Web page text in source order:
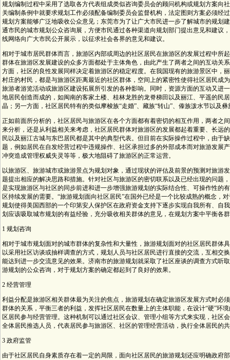
规划编制过程中采用了选取各方代表组成类似咨询委员会的顾问机构或规划方案向
关编制条例中就要求规划工作必须配备编制委员会监督机构，法定图则方案必须经
规划方案能够广泛地吸收公众意见；东莞市为了让广大市民进一步了解城市的规划
通市民的城市规划公众咨询展，方便市民通过各种渠道向规划部门提出意见和建议
线网络向广大市民公开展示，以征求社会各界的意见和建议。
相对于城市居民群体而言，旅游区内部或周边的社区居民在旅游区的发展过程中所
群体在旅游区发展建设的众多方面都处于主体角色，由此产生了两者之间的互动关
方面，社区的良性发展同样决定着旅游区的稳定程度。在我国现有的旅游景区中，
村庄的村民，都是与旅游区距离最近的社区群体，空间上的紧密性使得社区居民成
旅游者游览活动或旅游区建设拓展所引发的各种影响。同时，资源方面的互动又进
地居民创造而成的，如闽南的客家土楼、桂林龙胜的龙脊梯田以及丽江、平遥的民
晶；另一方面，社区居民特有的类似摩梭族“走婚”、藏族“转山”、傣族泼水节以及
正如前面所分析的，社区居民与旅游区在各个方面都有着密切的相互作用，两者之
来分析，还是从利益相关来考虑，社区居民群体对旅游区的发展都起着重要、长远
民以及丽江古城与东巴居民都是其中的典型代表。但目前在实际操作过程中，由于
题，例如居民在自发经营过程中违规操作、社区承担过多的外部成本而对旅游发展
冲突造成管理权威失灵等等，极大地阻碍了旅游区的正常运营。
以旅游区、旅游城市或旅游景点为规划对象，通过现状的评估及前景的预测对旅游
题提出相应的解决思路和措施。针对社区与旅游区的密切联系以及已经出现的问题
是实现旅游区与社区的同步前进和进一步增强旅游规划的实际结合性、可操作性的
区持续发展的需要。“旅游规划面向社区居民”在国外已经是一个比较成熟的概念，
规划使得美国西部的一个印第安人保护区在政府资金支持下逐步实现自我所有、自
划应该吸取城市规划的有益经验，充分吸收相关群体的意见，在规划方案中平衡各
1 规划咨询
相对于城市规划面对的城市群体的复杂性和大量性，旅游规划面对的社区居民群体
以采用社区访谈或抽样调查的方式，规划人员与社区居民进行直接的交流，互相交
能达到进一步交流意见的效果。济南市的旅游规划就采取了社区座谈的调查方式听
游规划的公众咨询，对于规划方案的确定都起到了良好的效果。
2 经营管理
利益分配是旅游区相关群体最为关注的焦点，旅游规划在确定旅游区发展方式时必
群体的关系，平衡三者的利益，发挥社区居民在数量上的主体职能，在设计“硬”环
区居民参与经营管理。这种机制可以通过社区会议、管理小组等方式来实现，社区
全体居民推选人员，代表居民参与旅游区、社区的管理经营活动，执行全体居民的
3 政府监管
由于社区居民自身素质存在着一定的局限，面向社区居民的旅游规划还应明确政府